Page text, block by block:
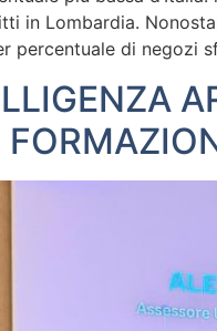
in Lombardia.
percentuale di negozi